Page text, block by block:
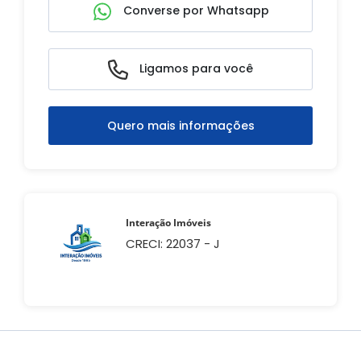
Converse por Whatsapp
Ligamos para você
Quero mais informações
Interação Imóveis
CRECI: 22037 - J